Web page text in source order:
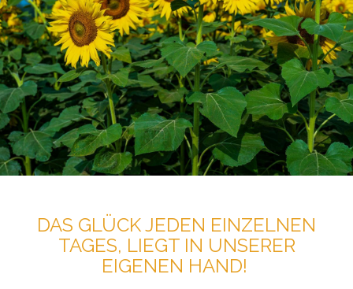
DAS GLÜCK JEDEN EINZELNEN
TAGES, LIEGT IN UNSERER
EIGENEN HAND!